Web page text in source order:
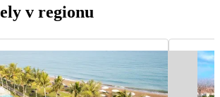
v regionu